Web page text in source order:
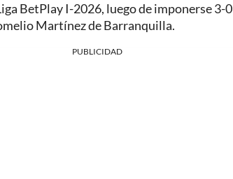
BetPlay I-2026, luego de imponerse
Martínez de Barranquilla.
PUBLICIDAD